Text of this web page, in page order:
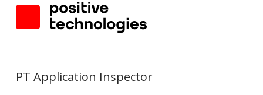
PT Application Inspector